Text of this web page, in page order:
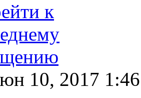
10, 2017